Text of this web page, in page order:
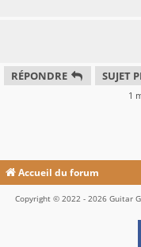
RÉPONDRE SUJET
1
Accueil du forum
Copyright © 2022 - 2026 Guitar